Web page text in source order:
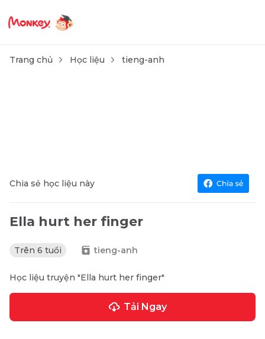
Trang chủ Học liệu tieng-anh
Chia sẻ học liệu này
Ella hurt her finger
Trên 6 tuổi tieng-anh
Học liệu truyện "Ella hurt her finger"
Tải Ngay